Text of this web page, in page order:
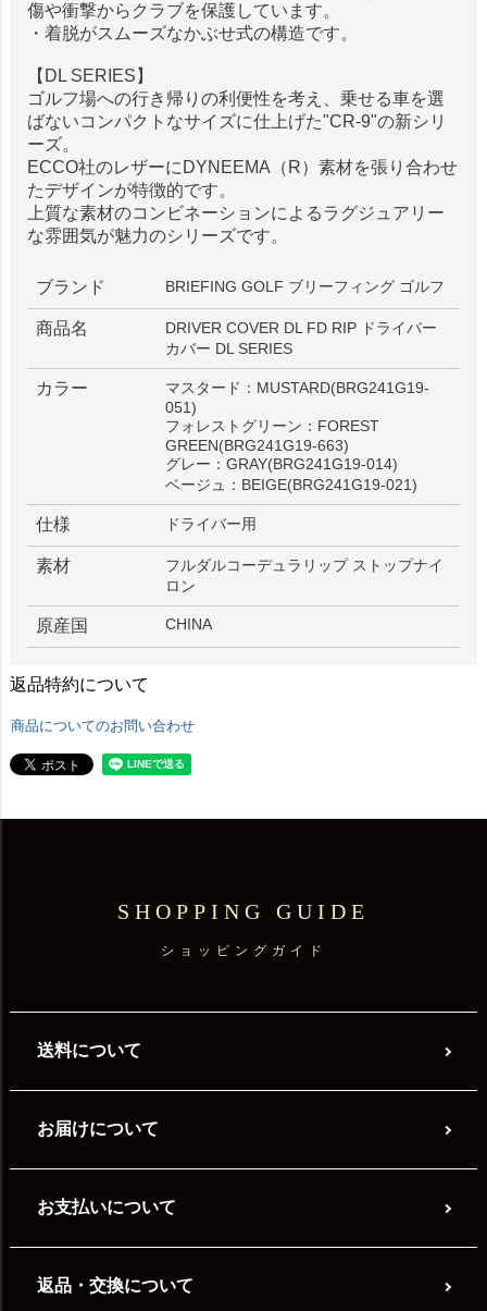
傷や衝撃からクラブを保護しています。
・着脱がスムーズなかぶせ式の構造です。
【DL SERIES】
ゴルフ場への行き帰りの利便性を考え、乗せる車を選
ばないコンパクトなサイズに仕上げた"CR-9"の新シリ
ーズ。
ECCO社のレザーにDYNEEMA（R）素材を張り合わせ
たデザインが特徴的です。
上質な素材のコンビネーションによるラグジュアリー
な雰囲気が魅力のシリーズです。
ブランド BRIEFING GOLF ブリーフィング ゴルフ
商品名
DRIVER COVER DL FD RIP ドライバー
カバー DL SERIES
カラー
マスタード：MUSTARD(BRG241G19-
051)
フォレストグリーン：FOREST
GREEN(BRG241G19-663)
グレー：GRAY(BRG241G19-014)
ベージュ：BEIGE(BRG241G19-021)
仕様 ドライバー用
素材
フルダルコーデュラリップ ストップナイ
ロン
原産国 CHINA
返品特約について
商品についてのお問い合わせ
SHOPPING GUIDE
ショッピングガイド
送料について
お届けについて
お支払いについて
返品・交換について